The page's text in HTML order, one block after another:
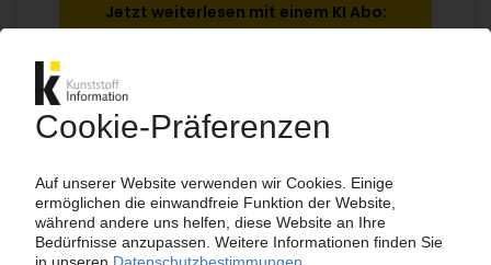
Jetzt weiterlesen mit einem KI Abo:
Ihr KI Zugang
jährlich kündbar
ab 99€ /Monat
Jetzt kostenlos testen